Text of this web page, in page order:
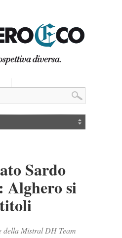
Sardo
Alghero si
della Mistral DH Team